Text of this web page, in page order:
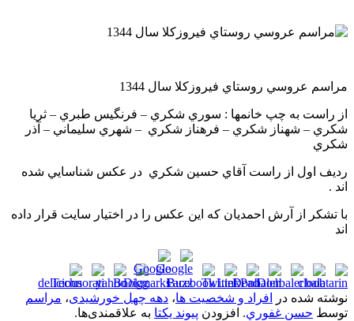
مراسم عروسي روستاي فيروزکلا سال 1344
از راست به چپ خانمها : سوري شکري – فرنگيس طبري – ثريا
شکري – شهناز شکري – فرهناز شکري – شهري سليماني – آذر
شکري
رديف اول از راست آقاي حسين شکري در عکس شناسايي شده
اند .
با تشکر از آرش احمديان که اين عکس را در اختيار سايت قرار داده
اند
نوشته شده در افراد و شخصیت ها، دهه چهل خورشیدی، مراسم
توسط حسن غفوري. افزودن پیوند یکتا به علاقمندی‌ها.